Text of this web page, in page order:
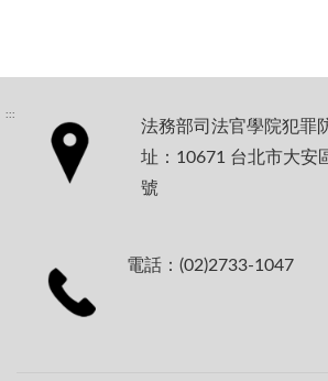
:::
法務部司法官學院犯罪
址：10671 台北市大安
號
電話：(02)2733-1047